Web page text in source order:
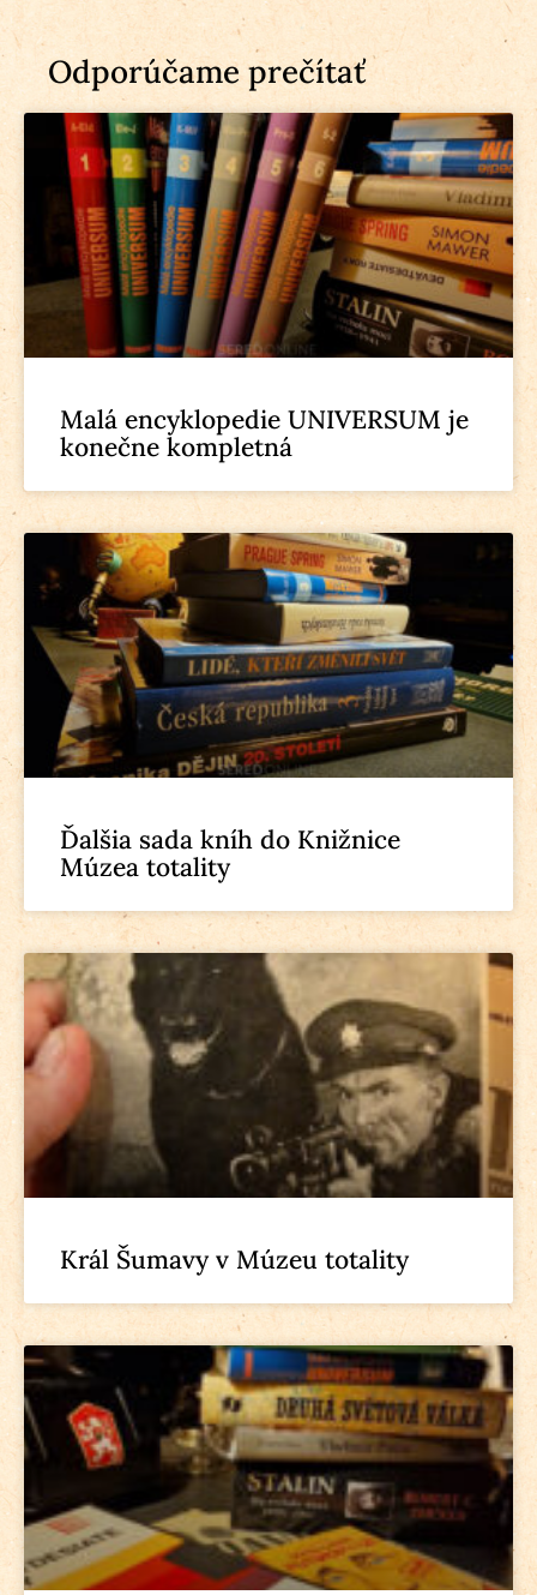
Odporúčame prečítať
Malá encyklopedie UNIVERSUM je
konečne kompletná
Ďalšia sada kníh do Knižnice
Múzea totality
Král Šumavy v Múzeu totality